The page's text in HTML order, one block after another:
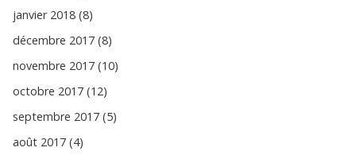
janvier 2018 (8)
décembre 2017 (8)
novembre 2017 (10)
octobre 2017 (12)
septembre 2017 (5)
août 2017 (4)